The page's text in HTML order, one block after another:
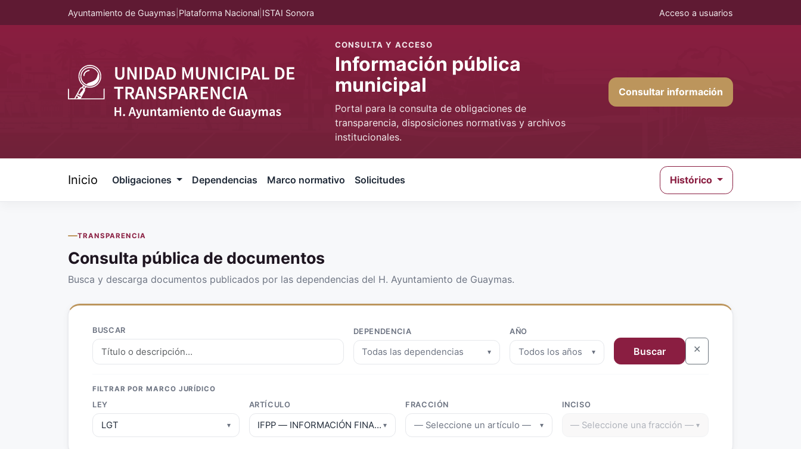
Ayuntamiento de Guaymas Plataforma Nacional ISTAI Sonora Acceso a usuarios
CONSULTA Y ACCESO
Información pública
municipal
Portal para la consulta de obligaciones de
transparencia, disposiciones normativas y archivos
institucionales.
Consultar información
Inicio Obligaciones Dependencias Marco normativo Solicitudes Histórico
TRANSPARENCIA
Consulta pública de documentos
Busca y descarga documentos publicados por las dependencias del H. Ayuntamiento de Guaymas.
BUSCAR DEPENDENCIA
Todas las dependencias ▾
AÑO
Todos los años ▾ Buscar ✕
FILTRAR POR MARCO JURÍDICO
LEY
LGT ▾
ARTÍCULO
IFPP — INFORMACIÓN FINANCIERA, PRESUPUESTAL Y PROGRAMÁTICA
▾
FRACCIÓN
— Seleccione un artículo — ▾
INCISO
— Seleccione una fracción — ▾